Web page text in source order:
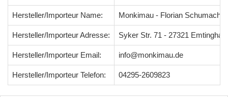
Hersteller/Importeur Name: Monkimau - Florian Schumacher
Hersteller/Importeur Adresse: Syker Str. 71 - 27321
Hersteller/Importeur Email: info@monkimau.de
Hersteller/Importeur Telefon: 04295-2609823